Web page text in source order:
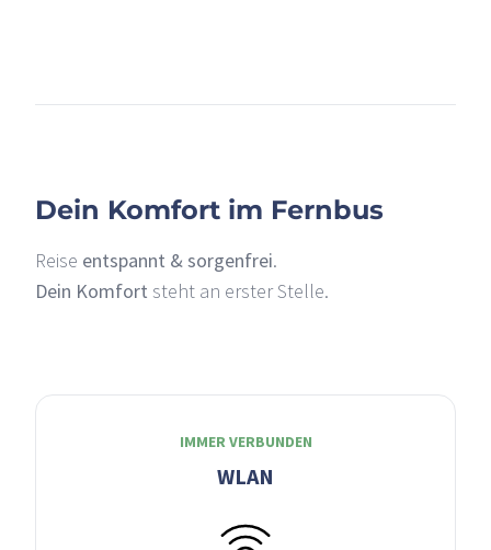
Dein Komfort im Fernbus
Reise entspannt & sorgenfrei.
Dein Komfort steht an erster Stelle.
IMMER VERBUNDEN
WLAN